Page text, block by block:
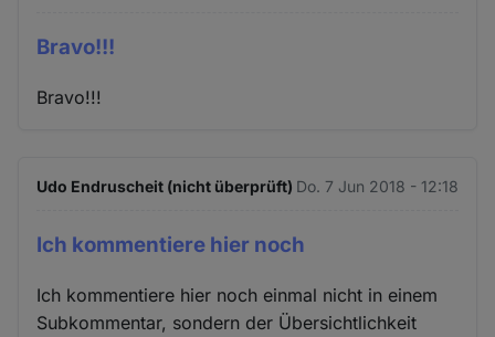
Bravo!!!
Bravo!!!
Udo Endruscheit (nicht überprüft) Do. 7 Jun 2018 - 12:18
Ich kommentiere hier noch
Ich kommentiere hier noch einmal nicht in einem
Subkommentar, sondern der Übersichtlichkeit